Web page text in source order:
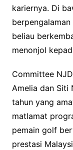
kariernya. Di
beliau
menonjol
Committee
Amelia dan Siti
tahun yang
matlamat
pemain golf
prestasi